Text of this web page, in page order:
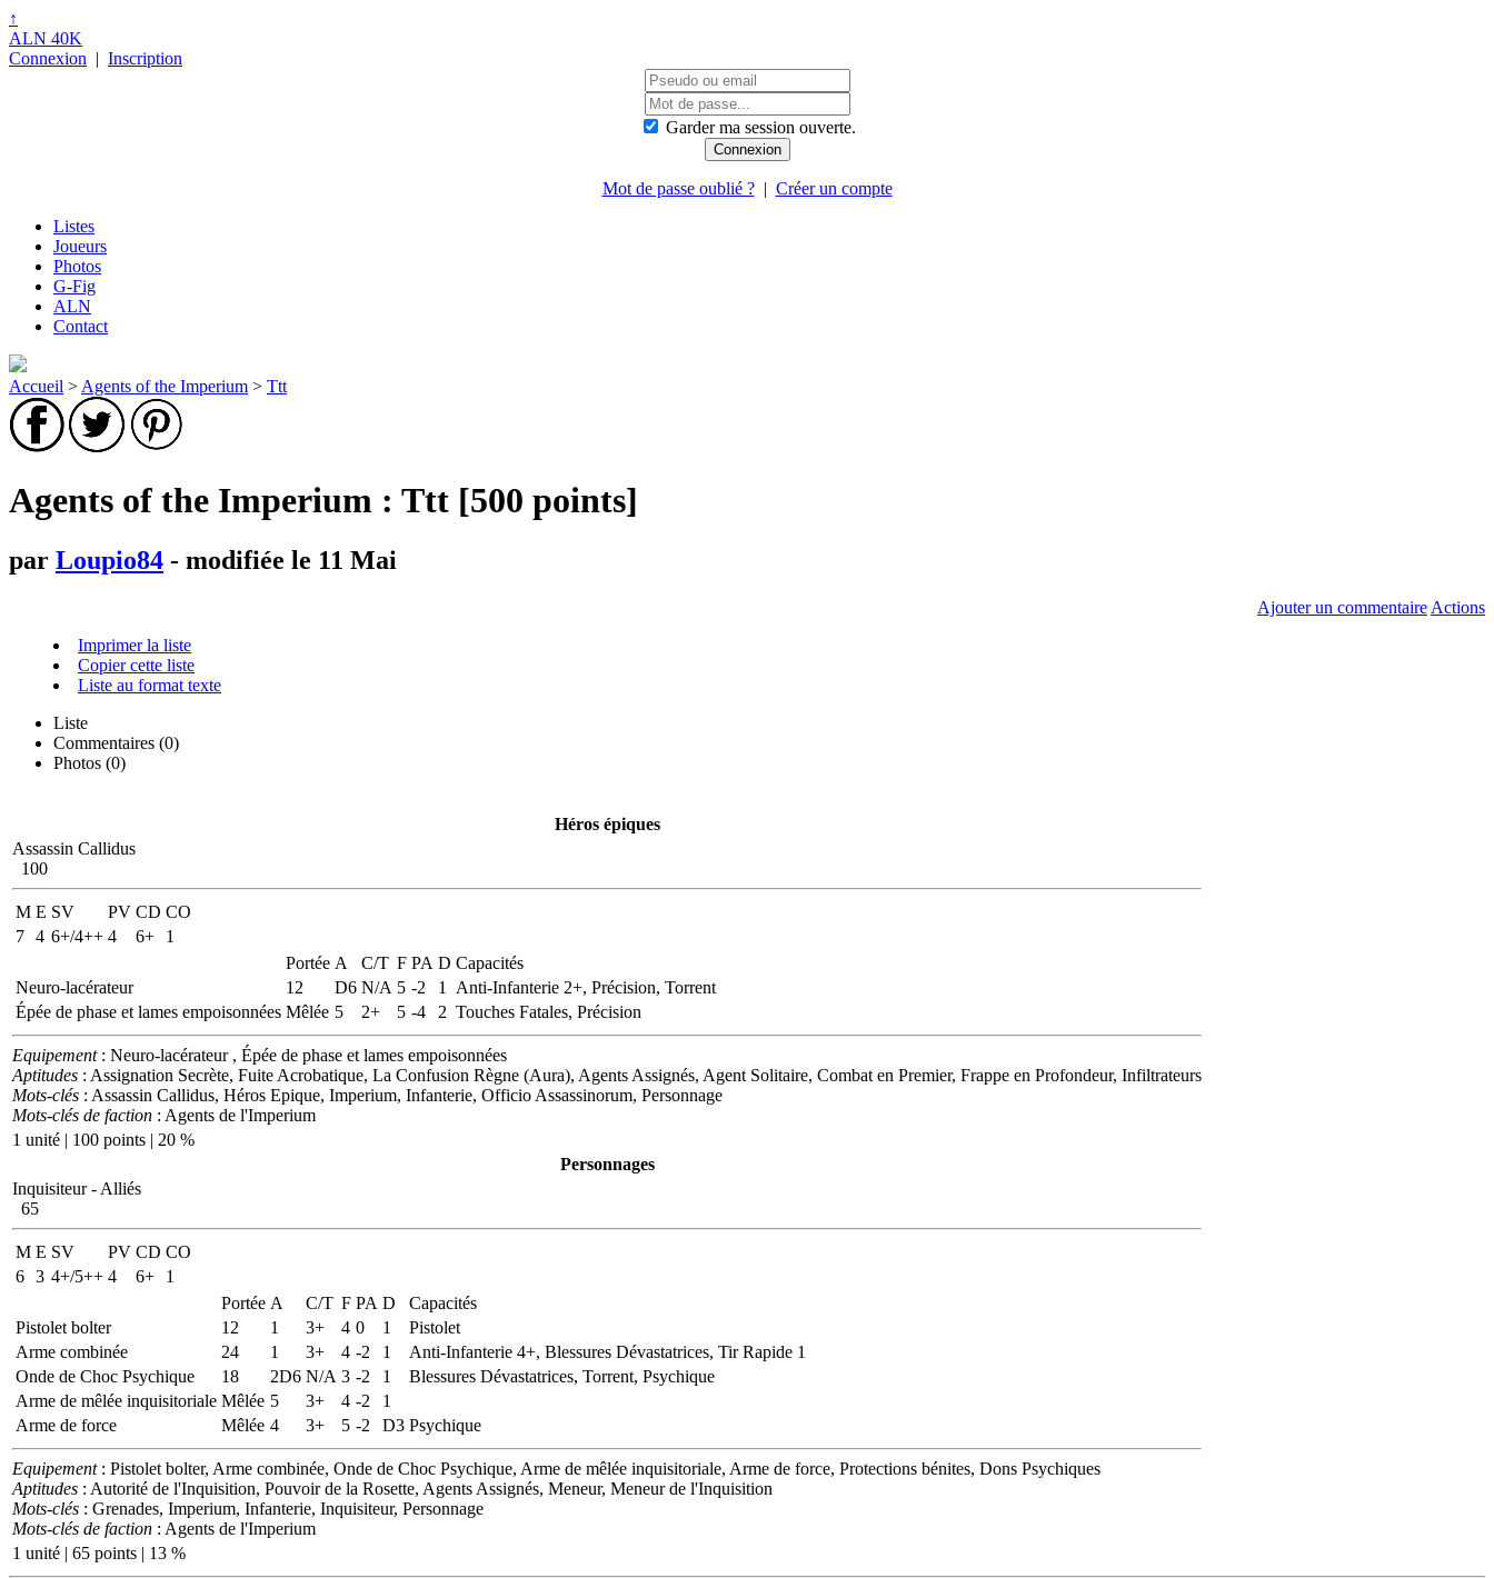
↑
ALN 40K
Connexion | Inscription
Garder ma session ouverte.
Mot de passe oublié ?| Créer un compte
Listes
Joueurs
Photos
G-Fig
ALN
Contact
Accueil > Agents of the Imperium > Ttt
Agents of the Imperium : Ttt [500 points]
par Loupio84 - modifiée le 11 Mai
Ajouter un commentaire Actions
Imprimer la liste
Copier cette liste
Liste au format texte
Liste
Commentaires (0)
Photos (0)
Héros épiques
Assassin Callidus
100
M E SV PV CD CO
7 4 6+/4++ 4 6+
1
Portée A C/T F PA D Capacités
Neuro-lacérateur
12 D6 N/A 5 -2 1
Anti-Infanterie 2+, Précision, Torrent
Épée de phase et lames empoisonnées Mêlée 5 2+ 5 -4 2 Touches Fatales, Précision
Equipement: Neuro-lacérateur , Épée de phase et lames empoisonnées
Aptitudes : Assignation Secrète, Fuite Acrobatique, La Confusion Règne (Aura), Agents Assignés, Agent Solitaire, Combat en Premier, Frappe en Profondeur, Infiltrateurs
Mots-clés : Assassin Callidus, Héros Epique, Imperium, Infanterie, Officio Assassinorum, Personnage
Mots-clés de faction : Agents de l'Imperium
1 unité | 100 points | 20 %
Personnages
Inquisiteur - Alliés
65
M E SV PV CD CO
6 3 4+/5++ 4 6+
1
Portée A C/T F PA D
Capacités
Pistolet bolter
12 1 3+ 4 0 1
Pistolet
Arme combinée
24 1 3+ 4 -2 1
Anti-Infanterie 4+, Blessures Dévastatrices, Tir Rapide 1
Onde de Choc Psychique
18 2D6 N/A 3 -2 1
Blessures Dévastatrices, Torrent, Psychique
Arme de mêlée inquisitoriale Mêlée 5 3+ 4 -2
1
Arme de force
Mêlée 4 3+ 5 -2 D3 Psychique
Equipement: Pistolet bolter, Arme combinée, Onde de Choc Psychique, Arme de mêlée inquisitoriale, Arme de force, Protections bénites, Dons Psychiques
Aptitudes : Autorité de l'Inquisition, Pouvoir de la Rosette, Agents Assignés, Meneur, Meneur de l'Inquisition
Mots-clés : Grenades, Imperium, Infanterie, Inquisiteur, Personnage
Mots-clés de faction : Agents de l'Imperium
1 unité | 65 points | 13 %